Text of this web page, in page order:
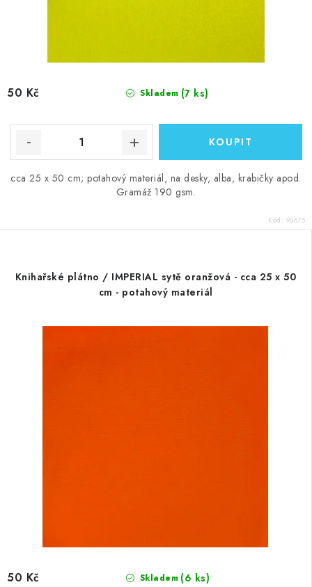
Skladem (7 ks)
50 Kč
cca 25 x 50 cm; potahový materiál, na desky, alba, krabičky apod.
Gramáž 190 gsm.
Kód: 90675
Knihařské plátno / IMPERIAL sytě oranžová - cca 25 x 50
cm - potahový materiál
Skladem (6 ks)
50 Kč